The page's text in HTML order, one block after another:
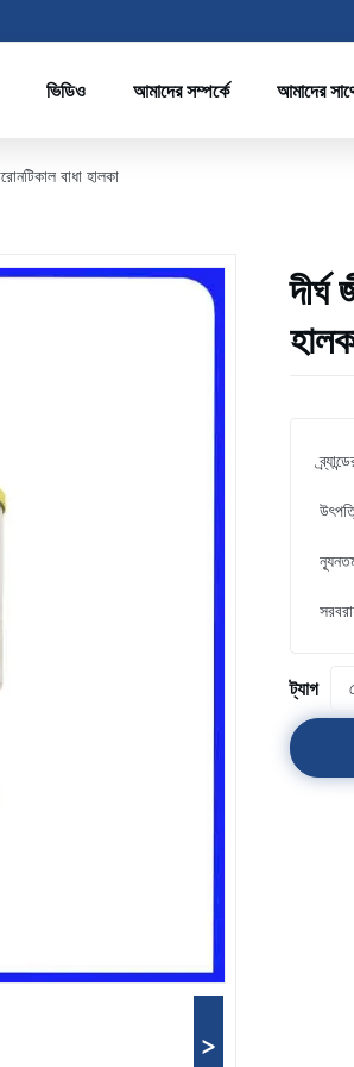
ভিডিও আমাদের সম্পর্কে আমাদের
বাধা হালকা
>
ট্যাগ